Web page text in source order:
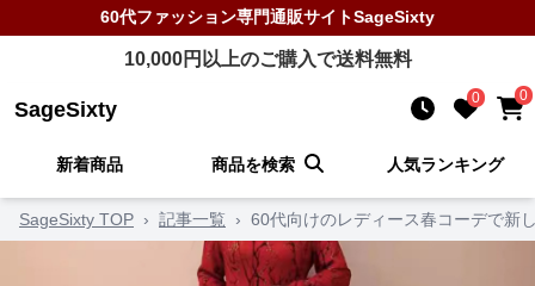
60代ファッション専門通販サイトSageSixty
10,000円以上のご購入で送料無料
SageSixty 0 0
新着商品 商品を検索 人気ランキング
SageSixty TOP › 記事一覧 › 60代向けのレディース春コーデで新